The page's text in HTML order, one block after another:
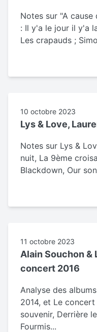
Notes sur "A cause
: Il y'a le jour il y'a
Les crapauds ;
10 octobre 2023
Lys & Love,
Notes sur Lys &
nuit, La 9ème
Blackdown, Our
11 octobre 2023
Alain Souchon &
concert 2016
Analyse des
2014, et Le
souvenir, Derrière
Fourmis...